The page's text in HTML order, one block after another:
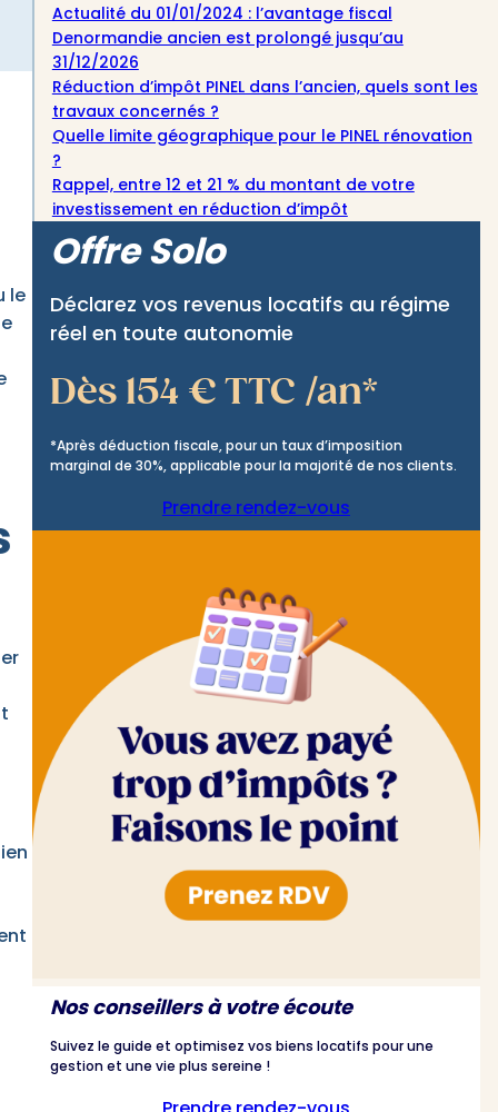
le
Actualité du 01/01/2024 : l’avantage fiscal
Denormandie ancien est prolongé jusqu’au
31/12/2026
Réduction d’impôt PINEL dans l’ancien, quels sont les
travaux concernés ?
Quelle limite géographique pour le PINEL rénovation
?
Rappel, entre 12 et 21 % du montant de votre
investissement en réduction d’impôt
Offre Solo
Déclarez vos revenus locatifs au régime
réel en toute autonomie
Dès 154 € TTC /an*
*Après déduction fiscale, pour un taux d’imposition
marginal de 30%, applicable pour la majorité de nos clients.
Prendre rendez-vous
Nos conseillers à votre écoute
Suivez le guide et optimisez vos biens locatifs pour une
gestion et une vie plus sereine !